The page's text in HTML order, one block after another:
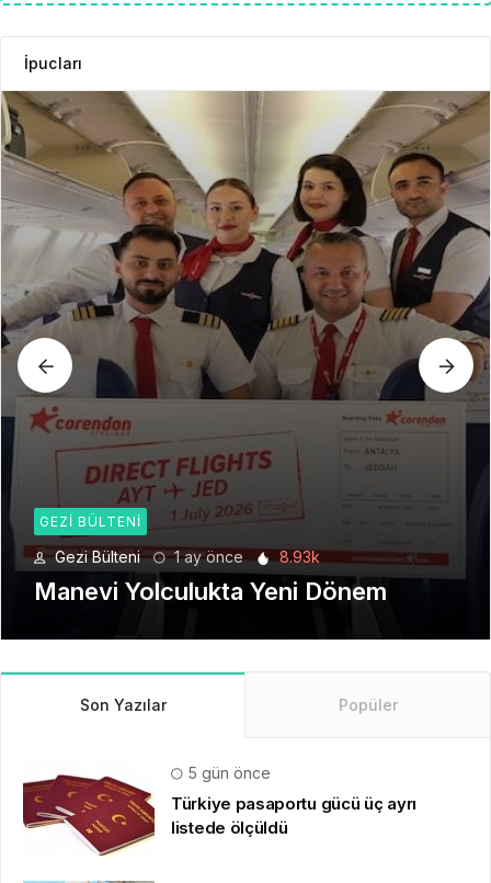
İpucları
GEZI BÜLTENI
Gezi Bülteni 1 ay önce 8.93k
Manevi Yolculukta Yeni Dönem
Son Yazılar Popüler
5 gün önce
Türkiye pasaportu gücü üç ayrı
listede ölçüldü